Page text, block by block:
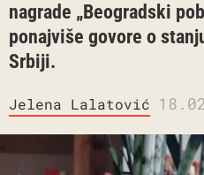
nagrade „Beogradski
ponajviše govore o
Srbiji.
Jelena Lalatović